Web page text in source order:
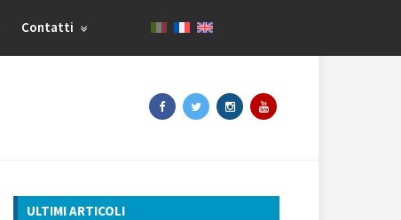
Contatti
ULTIMI ARTICOLI